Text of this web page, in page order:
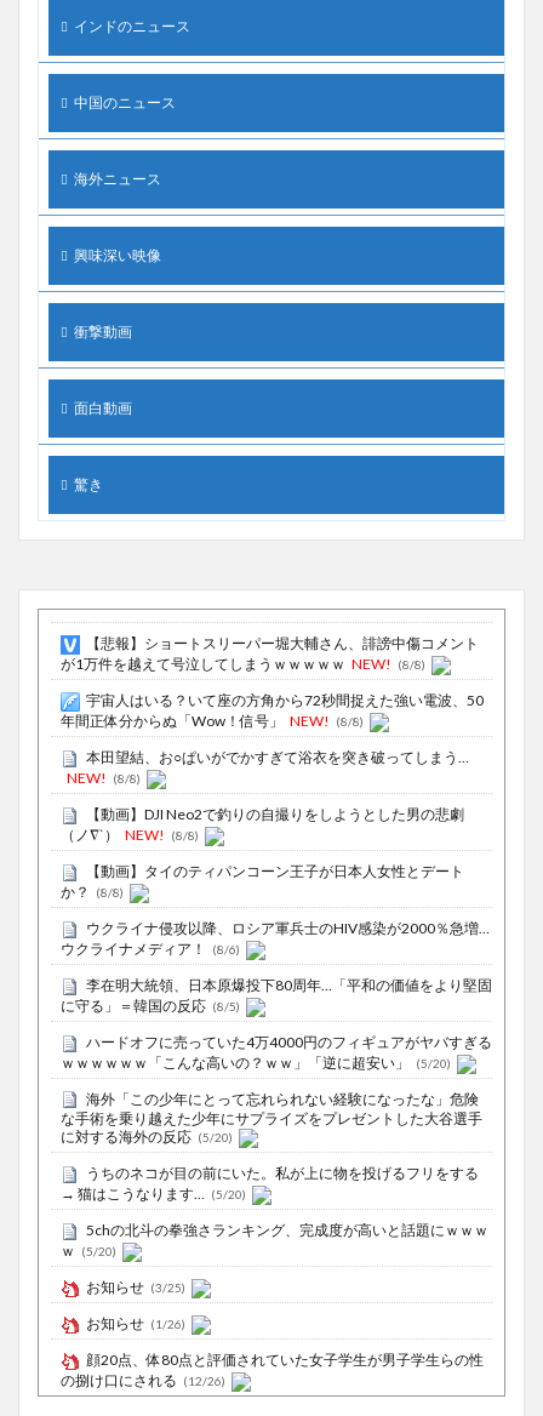
インドのニュース
中国のニュース
海外ニュース
興味深い映像
衝撃動画
面白動画
驚き
【悲報】ショートスリーパー堀大輔さん、誹謗中傷コメント
が1万件を越えて号泣してしまうｗｗｗｗｗ NEW! (8/8)
宇宙人はいる？いて座の方角から72秒間捉えた強い電波、50
年間正体分からぬ「Wow！信号」
NEW! (8/8)
本田望結、お○ぱいがでかすぎて浴衣を突き破ってしまう…
NEW!
(8/8)
【動画】DJI Neo2で釣りの自撮りをしようとした男の悲劇
（ノ∇`）
NEW! (8/8)
【動画】タイのティパンコーン王子が日本人女性とデート
か？
(8/8)
ウクライナ侵攻以降、ロシア軍兵士のHIV感染が2000％急増…
ウクライナメディア！
(8/6)
李在明大統領、日本原爆投下80周年…「平和の価値をより堅固
に守る」＝韓国の反応 (8/5)
ハードオフに売っていた4万4000円のフィギュアがヤバすぎる
ｗｗｗｗｗｗ「こんな高いの？ｗｗ」「逆に超安い」
(5/20)
海外「この少年にとって忘れられない経験になったな」危険
な手術を乗り越えた少年にサプライズをプレゼントした大谷選手
に対する海外の反応 (5/20)
うちのネコが目の前にいた。私が上に物を投げるフリをする
→ 猫はこうなります… (5/20)
5chの北斗の拳強さランキング、完成度が高いと話題にｗｗｗ
ｗ
(5/20)
お知らせ (3/25)
お知らせ (1/26)
顔20点、体80点と評価されていた女子学生が男子学生らの性
の捌け口にされる (12/26)